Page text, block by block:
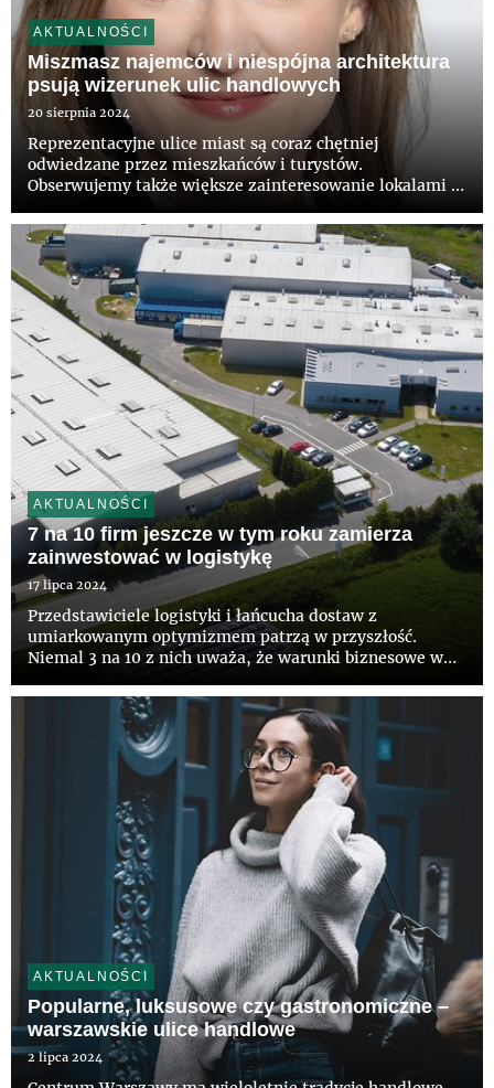
AKTUALNOŚCI
Miszmasz najemców i niespójna architektura
psują wizerunek ulic handlowych
20 sierpnia 2024
Reprezentacyjne ulice miast są coraz chętniej
odwiedzane przez mieszkańców i turystów.
Obserwujemy także większe zainteresowanie lokalami w
którymi są często duże i luksusowe marki. Na drodze do
szybszego rozwoju ulic handlo...
AKTUALNOŚCI
7 na 10 firm jeszcze w tym roku zamierza
zainwestować w logistykę
17 lipca 2024
Przedstawiciele logistyki i łańcucha dostaw z
umiarkowanym optymizmem patrzą w przyszłość.
Niemal 3 na 10 z nich uważa, że warunki biznesowe w
minionym roku, podobna liczba nie spodziewa się zmian
– wynika z raportu Confi...
AKTUALNOŚCI
Popularne, luksusowe czy gastronomiczne –
warszawskie ulice handlowe
2 lipca 2024